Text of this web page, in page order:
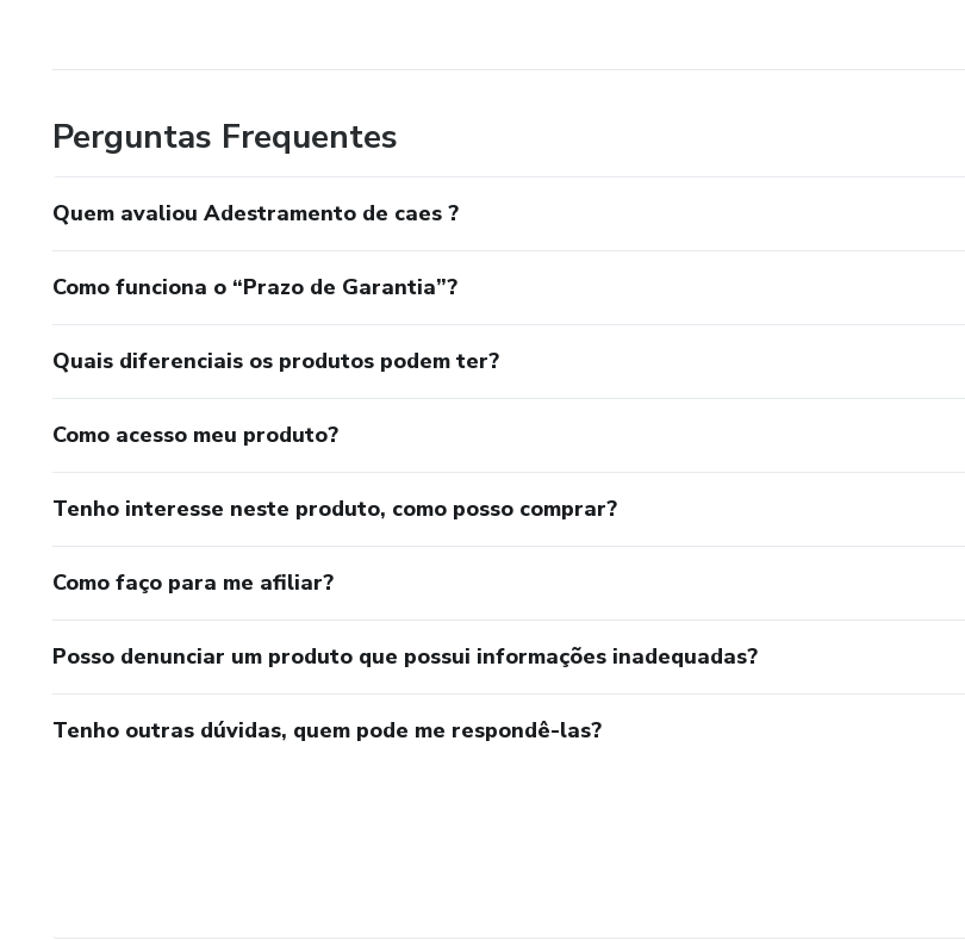
Perguntas Frequentes
Quem avaliou Adestramento de caes ?
Como funciona o “Prazo de Garantia”?
Quais diferenciais os produtos podem ter?
Como acesso meu produto?
Tenho interesse neste produto, como posso comprar?
Como faço para me afiliar?
Posso denunciar um produto que possui informações inadequadas?
Tenho outras dúvidas, quem pode me respondê-las?